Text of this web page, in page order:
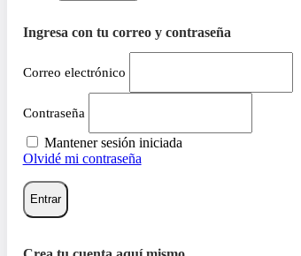
Ingresa con tu correo y contraseña
Correo electrónico
Contraseña
Mantener sesión iniciada
Olvidé mi contraseña
Entrar